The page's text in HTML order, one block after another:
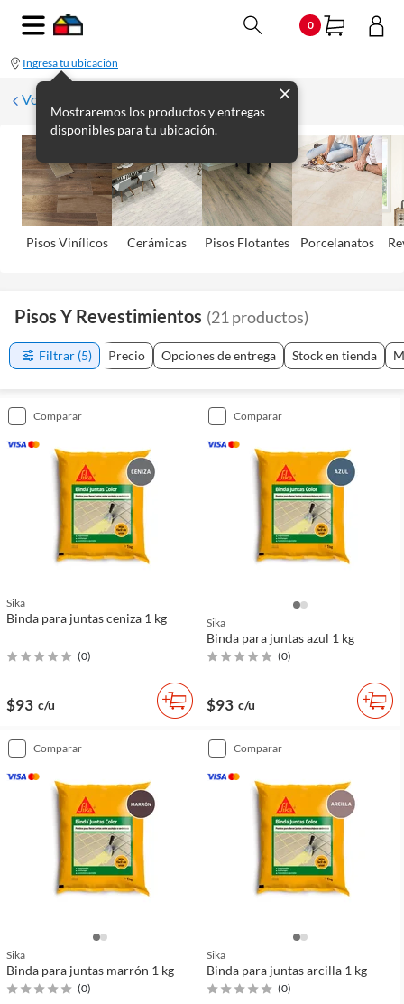
0
Ingresa tu ubicación
Mostraremos los productos y entregas
disponibles para tu ubicación.
Volver
Pisos Viní­licos Cerámicas Pisos Flotantes Porcelanatos
Pisos Y Revestimientos (21 productos)
Filtrar (5) Precio Opciones de entrega Stock en tienda
comparar
Sika
Binda para juntas ceniza 1 kg
(0)
$93 c/u
comparar
Sika
Binda para juntas azul 1 kg
(0)
$93 c/u
comparar
Sika
Binda para juntas marrón 1 kg
(0)
comparar
Sika
Binda para juntas arcilla 1 kg
(0)